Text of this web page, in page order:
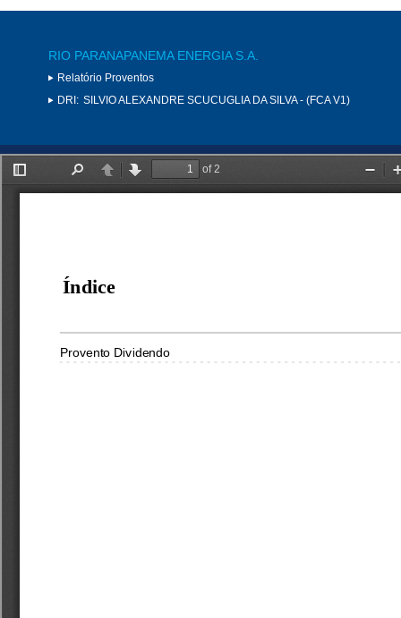
RIO PARANAPANEMA ENERGIA S.A.
Relatório Proventos
DRI: SILVIO ALEXANDRE SCUCUGLIA DA SILVA - (FCA V1)